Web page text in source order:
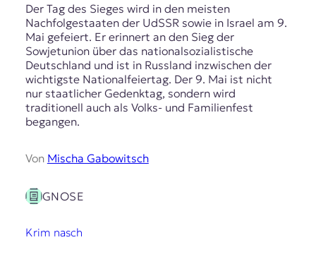
Der Tag des Sieges wird in den meisten
Nachfolgestaaten der UdSSR sowie in Israel am 9.
Mai gefeiert. Er erinnert an den Sieg der
Sowjetunion über das nationalsozialistische
Deutschland und ist in Russland inzwischen der
wichtigste Nationalfeiertag. Der 9. Mai ist nicht
nur staatlicher Gedenktag, sondern wird
traditionell auch als Volks- und Familienfest
begangen.
Von Mischa Gabowitsch
GNOSE
Krim nasch